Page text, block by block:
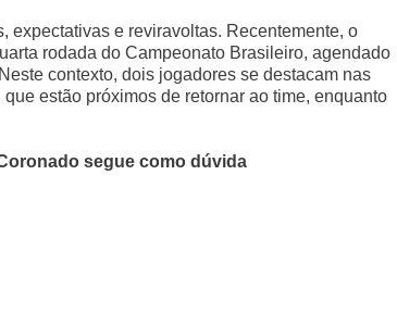
expectativas e reviravoltas. Recentemente, o
rodada do Campeonato Brasileiro, agendado
contexto, dois jogadores se destacam nas
que estão próximos de retornar ao time, enquanto
segue como dúvida